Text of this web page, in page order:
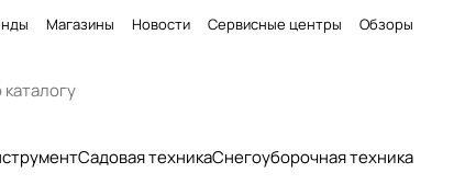
Магазины Новости Сервисные центры Обзоры
Садовая техникаСнегоуборочная техника